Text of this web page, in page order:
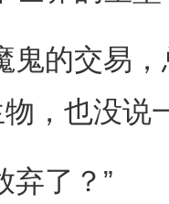
的交易，
，也没说
了？”